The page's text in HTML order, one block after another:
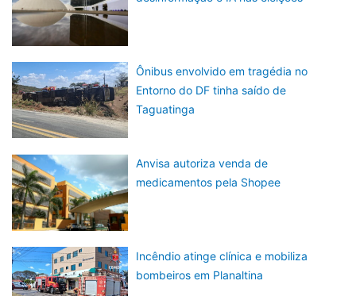
Ônibus envolvido em tragédia no
Entorno do DF tinha saído de
Taguatinga
Anvisa autoriza venda de
medicamentos pela Shopee
Incêndio atinge clínica e mobiliza
bombeiros em Planaltina